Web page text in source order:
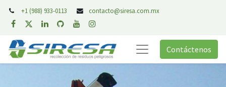
+1 (988) 933-0113 contacto@siresa.com.mx
Contáctenos